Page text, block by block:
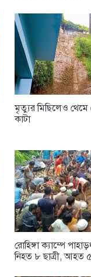
মৃত্যুর মিছিলেও থেমে
কাটা
রোহিঙ্গা ক্যাম্পে
নিহত ৮ ছাত্রী, আহত